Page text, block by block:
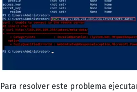
Para resolver este problema